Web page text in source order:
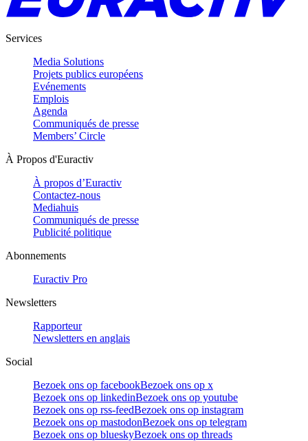
Services
Media Solutions
Projets publics européens
Evénements
Emplois
Agenda
Communiqués de presse
Members’ Circle
À Propos d'Euractiv
À propos d’Euractiv
Contactez-nous
Mediahuis
Communiqués de presse
Publicité politique
Abonnements
Euractiv Pro
Newsletters
Rapporteur
Newsletters en anglais
Social
Bezoek ons op facebookBezoek ons op x
Bezoek ons op linkedinBezoek ons op youtube
Bezoek ons op rss-feedBezoek ons op instagram
Bezoek ons op mastodonBezoek ons op telegram
Bezoek ons op blueskyBezoek ons op threads